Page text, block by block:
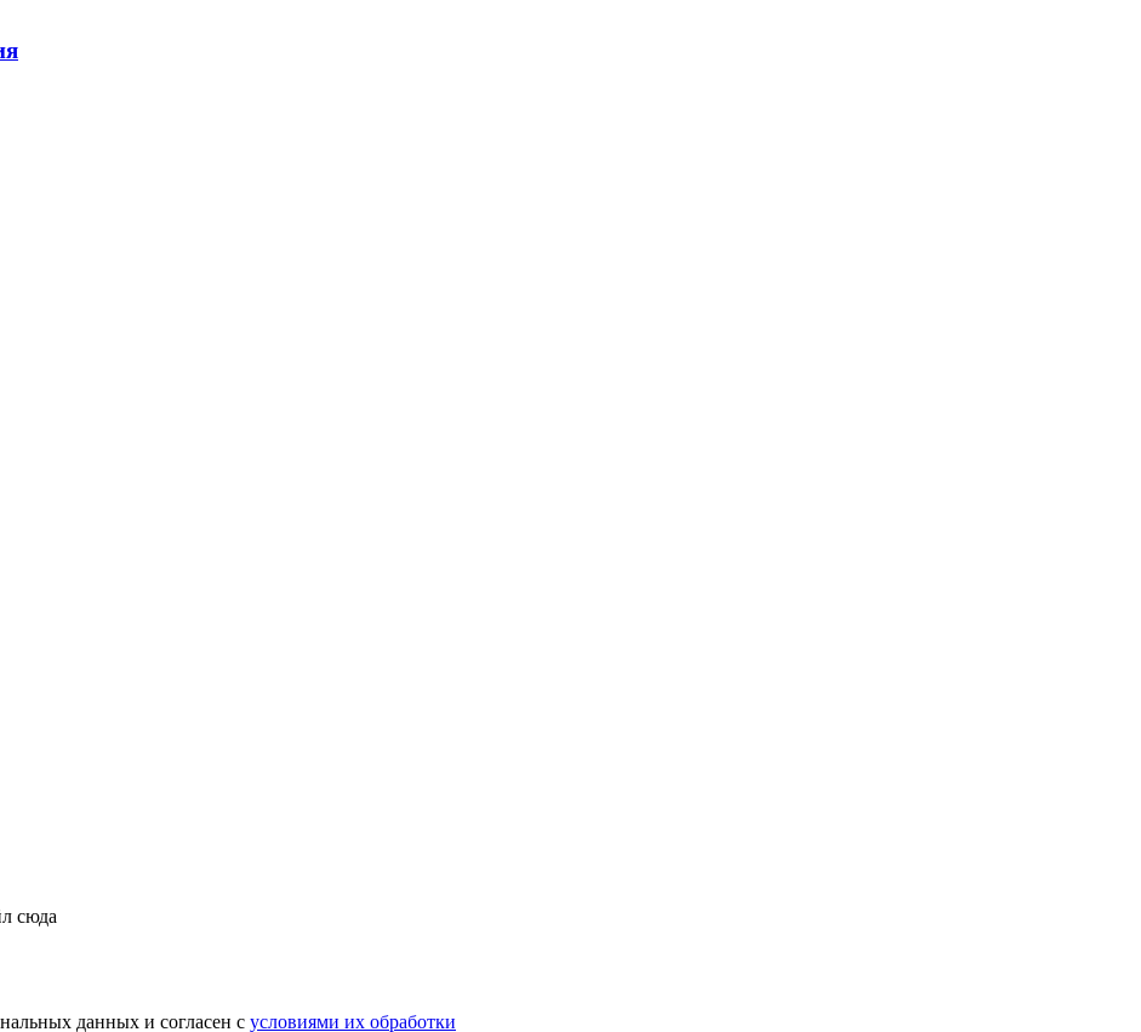
сюда
данных и согласен с условиями их обработки